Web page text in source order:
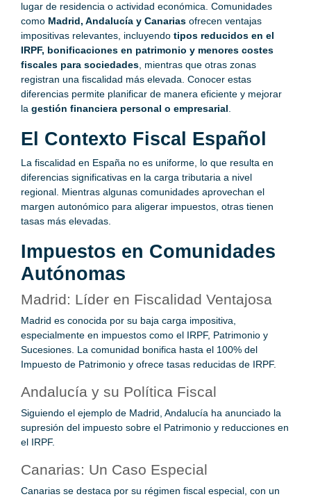
lugar de residencia o actividad económica. Comunidades
como Madrid, Andalucía y Canarias ofrecen ventajas
impositivas relevantes, incluyendo tipos reducidos en el
IRPF, bonificaciones en patrimonio y menores costes
fiscales para sociedades , mientras que otras zonas
registran una fiscalidad más elevada. Conocer estas
diferencias permite planificar de manera eficiente y mejorar
la gestión financiera personal o empresarial
El Contexto Fiscal Español
La fiscalidad en España no es uniforme, lo que resulta en
diferencias significativas en la carga tributaria a nivel
regional. Mientras algunas comunidades aprovechan el
margen autonómico para aligerar impuestos, otras tienen
tasas más elevadas.
Impuestos en Comunidades
Autónomas
Madrid: Líder en Fiscalidad Ventajosa
Madrid es conocida por su baja carga impositiva,
especialmente en impuestos como el IRPF, Patrimonio y
Sucesiones. La comunidad bonifica hasta el 100% del
Impuesto de Patrimonio y ofrece tasas reducidas de IRPF.
Andalucía y su Política Fiscal
Siguiendo el ejemplo de Madrid, Andalucía ha anunciado la
supresión del impuesto sobre el Patrimonio y reducciones en
el IRPF.
Canarias: Un Caso Especial
Canarias se destaca por su régimen fiscal especial, con un